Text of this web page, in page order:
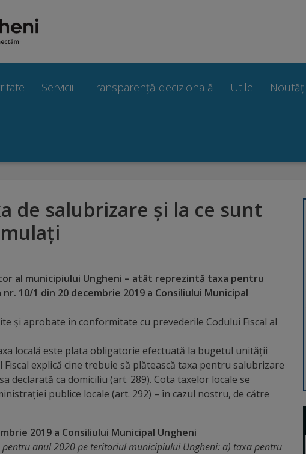
Servicii Transparență decizională Utile Noutăți
de salubrizare și la ce sunt
al municipiului Ungheni – atât reprezintă taxa pentru
10/1 din 20 decembrie 2019 a Consiliului Municipal
și aprobate în conformitate cu prevederile Codului Fiscal al
locală este plata obligatorie efectuată la bugetul unității
explică cine trebuie să plătească taxa pentru salubrizare
declarată ca domiciliu (art. 289). Cota taxelor locale se
publice locale (art. 292) – în cazul nostru, de către
2019 a Consiliului Municipal Ungheni
pentru anul 2020 ре teritoriul municipiului Ungheni: a) taxa реntru